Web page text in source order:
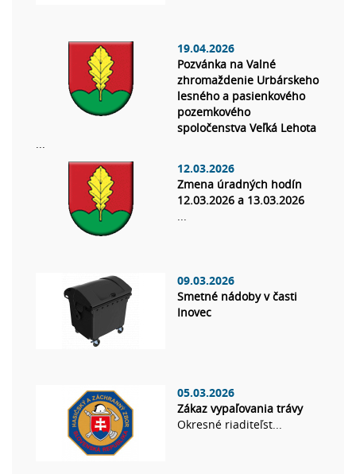
19.04.2026
Pozvánka na Valné
zhromaždenie Urbárskeho
lesného a pasienkového
pozemkového
spoločenstva Veľká Lehota
...
12.03.2026
Zmena úradných hodín
12.03.2026 a 13.03.2026
...
09.03.2026
Smetné nádoby v časti
Inovec
05.03.2026
Zákaz vypaľovania trávy
Okresné riaditeľst...